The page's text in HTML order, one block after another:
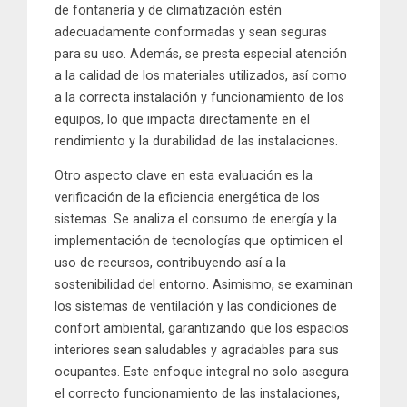
de fontanería y de climatización estén
adecuadamente conformadas y sean seguras
para su uso. Además, se presta especial atención
a la calidad de los materiales utilizados, así como
a la correcta instalación y funcionamiento de los
equipos, lo que impacta directamente en el
rendimiento y la durabilidad de las instalaciones.
Otro aspecto clave en esta evaluación es la
verificación de la eficiencia energética de los
sistemas. Se analiza el consumo de energía y la
implementación de tecnologías que optimicen el
uso de recursos, contribuyendo así a la
sostenibilidad del entorno. Asimismo, se examinan
los sistemas de ventilación y las condiciones de
confort ambiental, garantizando que los espacios
interiores sean saludables y agradables para sus
ocupantes. Este enfoque integral no solo asegura
el correcto funcionamiento de las instalaciones,